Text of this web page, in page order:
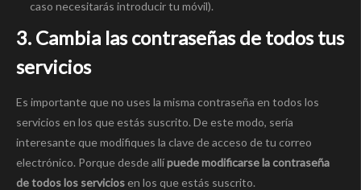
caso necesitarás introducir tu móvil).
3. Cambia las contraseñas de todos tus
servicios
Es importante que no uses la misma contraseña en todos los
servicios en los que estás suscrito. De este modo, sería
interesante que modifiques la clave de acceso de tu correo
electrónico. Porque desde allípuede modificarse la contraseña
de todos los serviciosen los que estás suscrito.